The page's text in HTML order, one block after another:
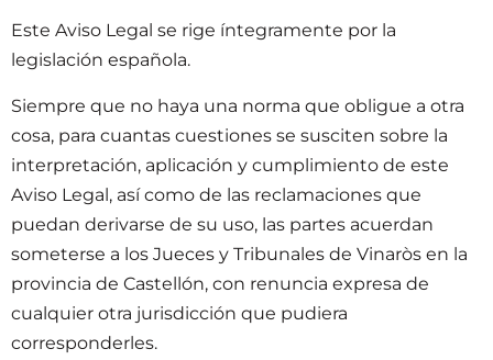
Este Aviso Legal se rige íntegramente por la
legislación española.
Siempre que no haya una norma que obligue a otra
cosa, para cuantas cuestiones se susciten sobre la
interpretación, aplicación y cumplimiento de este
Aviso Legal, así como de las reclamaciones que
puedan derivarse de su uso, las partes acuerdan
someterse a los Jueces y Tribunales de Vinaròs en la
provincia de Castellón, con renuncia expresa de
cualquier otra jurisdicción que pudiera
corresponderles.